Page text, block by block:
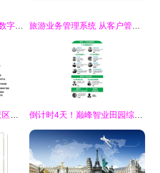
数说乡村振兴 | 中国联通数字乡村项目荣获文化和旅游赋能乡村振兴十佳案例 旅游业务管理系统 从客户管理到产品中心的全流程数字化升级
智慧门票系统 驱动旅游景区一体化田园综合体的核心引擎 倒计时4天！巅峰智业田园综合体与乡村振兴实操落地研讨会（第七季）即将在京启幕